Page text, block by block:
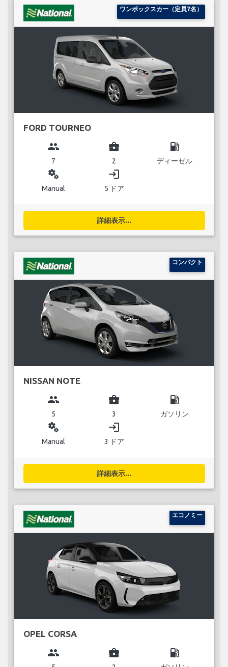
ワンボックスカー（定員7名）
FORD TOURNEO
group
7
business_center
2
local_gas_station
ディーゼル
miscellaneous_services
Manual
login
5 ドア
詳細表示...
コンパクト
NISSAN NOTE
group
5
business_center
3
local_gas_station
ガソリン
miscellaneous_services
Manual
login
3 ドア
詳細表示...
エコノミー
OPEL CORSA
group business_center local_gas_station